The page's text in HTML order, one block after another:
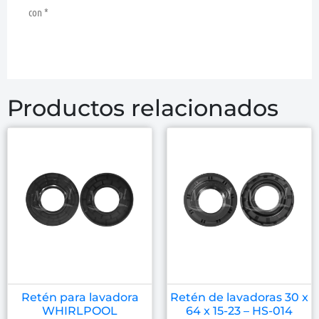
con *
Productos relacionados
Retén para lavadora
WHIRLPOOL
Retén de lavadoras 30 x
64 x 15-23 – HS-014